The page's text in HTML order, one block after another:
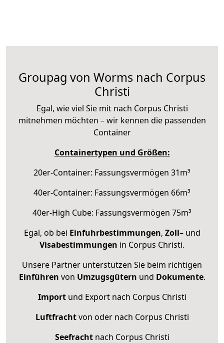
Groupag von Worms nach Corpus
Christi
Egal, wie viel Sie mit nach Corpus Christi
mitnehmen möchten – wir kennen die passenden
Container
Containertypen und Größen:
20er-Container: Fassungsvermögen 31m³
40er-Container: Fassungsvermögen 66m³
40er-High Cube: Fassungsvermögen 75m³
Egal, ob bei Einfuhrbestimmungen, Zoll– und
Visabestimmungen in Corpus Christi.
Unsere Partner unterstützen Sie beim richtigen
Einführen von Umzugsgütern und Dokumente.
Importund Export nach Corpus Christi
Luftfrachtvon oder nach Corpus Christi
Seefrachtnach Corpus Christi